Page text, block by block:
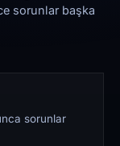
sorunlar başka
sorunlar